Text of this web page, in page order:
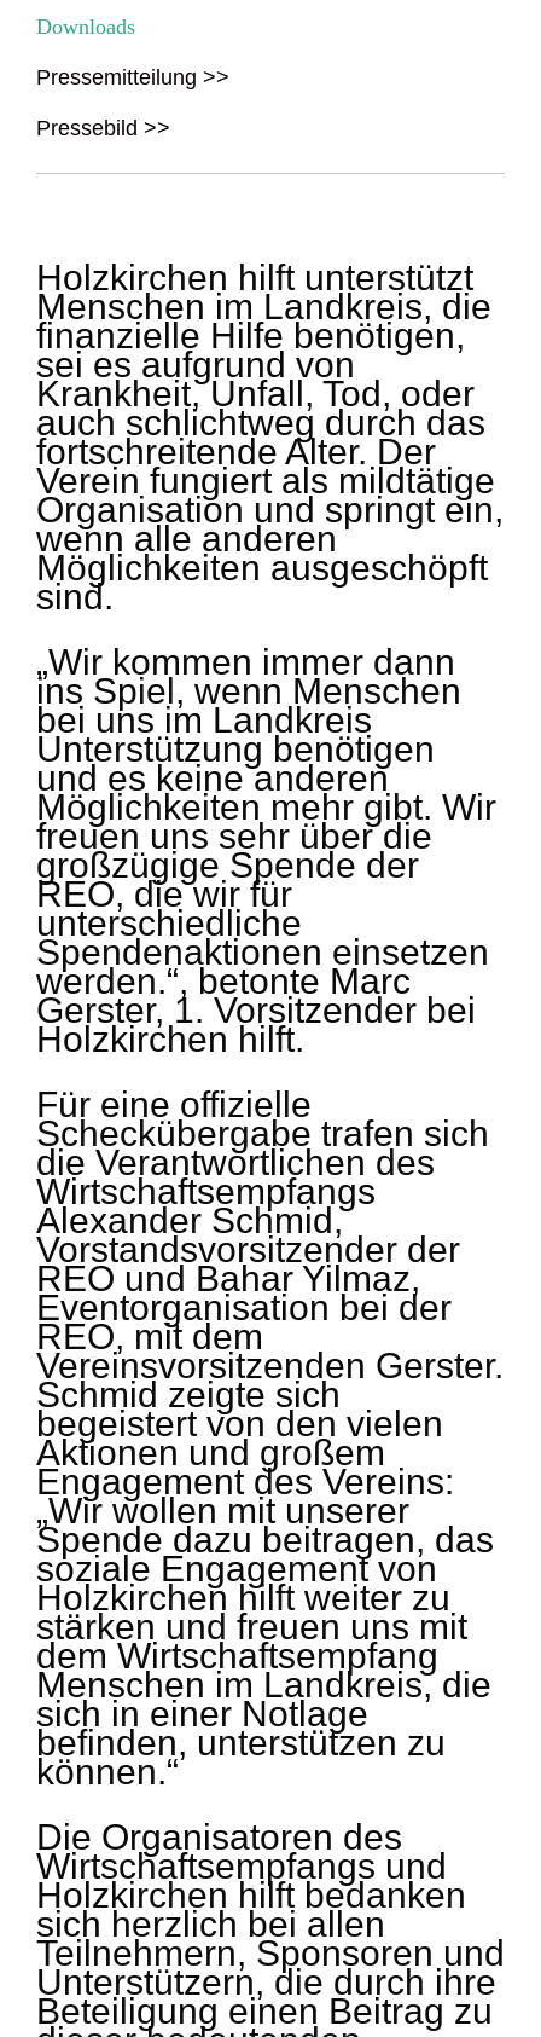
Downloads
Pressemitteilung >>
Pressebild >>
Holzkirchen hilft unterstützt
Menschen im Landkreis, die
finanzielle Hilfe benötigen,
sei es aufgrund von
Krankheit, Unfall, Tod, oder
auch schlichtweg durch das
fortschreitende Alter. Der
Verein fungiert als mildtätige
Organisation und springt ein,
wenn alle anderen
Möglichkeiten ausgeschöpft
sind.
„Wir kommen immer dann
ins Spiel, wenn Menschen
bei uns im Landkreis
Unterstützung benötigen
und es keine anderen
Möglichkeiten mehr gibt. Wir
freuen uns sehr über die
großzügige Spende der
REO, die wir für
unterschiedliche
Spendenaktionen einsetzen
werden.“, betonte Marc
Gerster, 1. Vorsitzender bei
Holzkirchen hilft.
Für eine offizielle
Scheckübergabe trafen sich
die Verantwortlichen des
Wirtschaftsempfangs
Alexander Schmid,
Vorstandsvorsitzender der
REO und Bahar Yilmaz,
Eventorganisation bei der
REO, mit dem
Vereinsvorsitzenden Gerster.
Schmid zeigte sich
begeistert von den vielen
Aktionen und großem
Engagement des Vereins:
„Wir wollen mit unserer
Spende dazu beitragen, das
soziale Engagement von
Holzkirchen hilft weiter zu
stärken und freuen uns mit
dem Wirtschaftsempfang
Menschen im Landkreis, die
sich in einer Notlage
befinden, unterstützen zu
können.“
Die Organisatoren des
Wirtschaftsempfangs und
Holzkirchen hilft bedanken
sich herzlich bei allen
Teilnehmern, Sponsoren und
Unterstützern, die durch ihre
Beteiligung einen Beitrag zu